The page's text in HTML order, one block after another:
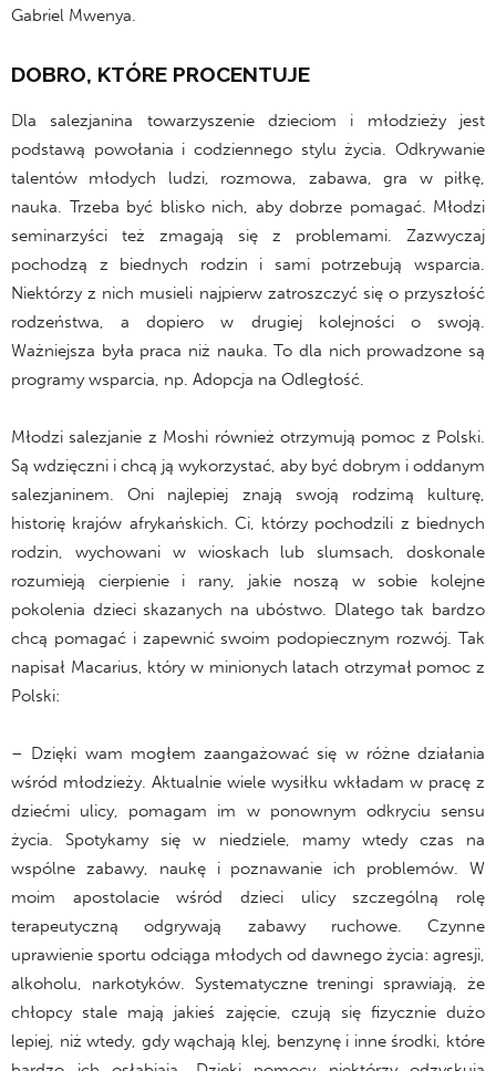
Gabriel Mwenya.
DOBRO, KTÓRE PROCENTUJE
Dla salezjanina towarzyszenie dzieciom i młodzieży jest
podstawą powołania i codziennego stylu życia. Odkrywanie
talentów młodych ludzi, rozmowa, zabawa, gra w piłkę,
nauka. Trzeba być blisko nich, aby dobrze pomagać. Młodzi
seminarzyści też zmagają się z problemami. Zazwyczaj
pochodzą z biednych rodzin i sami potrzebują wsparcia.
Niektórzy z nich musieli najpierw zatroszczyć się o przyszłość
rodzeństwa, a dopiero w drugiej kolejności o swoją.
Ważniejsza była praca niż nauka. To dla nich prowadzone są
programy wsparcia, np. Adopcja na Odległość.
Młodzi salezjanie z Moshi również otrzymują pomoc z Polski.
Są wdzięczni i chcą ją wykorzystać, aby być dobrym i oddanym
salezjaninem. Oni najlepiej znają swoją rodzimą kulturę,
historię krajów afrykańskich. Ci, którzy pochodzili z biednych
rodzin, wychowani w wioskach lub slumsach, doskonale
rozumieją cierpienie i rany, jakie noszą w sobie kolejne
pokolenia dzieci skazanych na ubóstwo. Dlatego tak bardzo
chcą pomagać i zapewnić swoim podopiecznym rozwój. Tak
napisał Macarius, który w minionych latach otrzymał pomoc z
Polski:
– Dzięki wam mogłem zaangażować się w różne działania
wśród młodzieży. Aktualnie wiele wysiłku wkładam w pracę z
dziećmi ulicy, pomagam im w ponownym odkryciu sensu
życia. Spotykamy się w niedziele, mamy wtedy czas na
wspólne zabawy, naukę i poznawanie ich problemów. W
moim apostolacie wśród dzieci ulicy szczególną rolę
terapeutyczną odgrywają zabawy ruchowe. Czynne
uprawienie sportu odciąga młodych od dawnego życia: agresji,
alkoholu, narkotyków. Systematyczne treningi sprawiają, że
chłopcy stale mają jakieś zajęcie, czują się fizycznie dużo
lepiej, niż wtedy, gdy wąchają klej, benzynę i inne środki, które